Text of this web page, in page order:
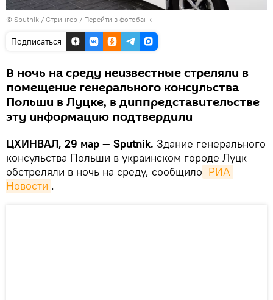
© Sputnik / Стрингер / Перейти в фотобанк
Подписаться
В ночь на среду неизвестные стреляли в
помещение генерального консульства
Польши в Луцке, в диппредставительстве
эту информацию подтвердили
ЦХИНВАЛ, 29 мар — Sputnik. Здание генерального
консульства Польши в украинском городе Луцк
обстреляли в ночь на среду, сообщило РИА
Новости .